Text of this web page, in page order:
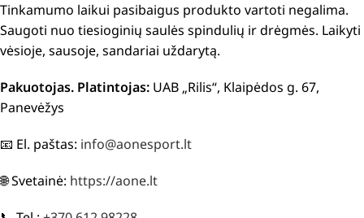
Tinkamumo laikui pasibaigus produkto vartoti negalima.
Saugoti nuo tiesioginių saulės spindulių ir drėgmės. Laikyti
vėsioje, sausoje, sandariai uždarytą.
Pakuotojas. Platintojas: UAB „Rilis“, Klaipėdos g. 67,
Panevėžys
📧 El. paštas: info@aonesport.lt
🌐 Svetainė: https://aone.lt